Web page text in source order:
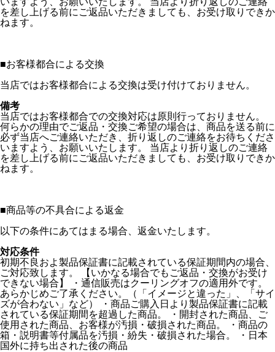
を差し上げる前にご返品いただきましても、お受け取りできか
ねます。
■お客様都合による交換
当店ではお客様都合による交換は受け付けておりません。
備考
当店ではお客様都合での交換対応は原則行っておりません。
何らかの理由でご返品・交換ご希望の場合は、商品を送る前に
必ず当店へご連絡いただき、折り返しのご連絡をお待ちくださ
いますよう、お願いいたします。 当店より折り返しのご連絡
を差し上げる前にご返品いただきましても、お受け取りできか
ねます。
■商品等の不具合による返金
以下の条件にあてはまる場合、返金いたします。
対応条件
初期不良およ製品保証書に記載されている保証期間内の場合、
ご対応致します。 【いかなる場合でもご返品・交換がお受け
できない場合】 ・通信販売はクーリングオフの適用外です。
あらかじめご了承ください。（「イメージと違った」、「サイ
ズが合わない」など） ・商品ご購入日より製品保証書に記載
されている保証期間を超過した商品。 ・開封された商品、ご
使用された商品、お客様が汚損・破損された商品。 ・商品の
箱・説明書等付属品を汚損・紛失・破損された場合。 ・日本
国外に持ち出された後の商品